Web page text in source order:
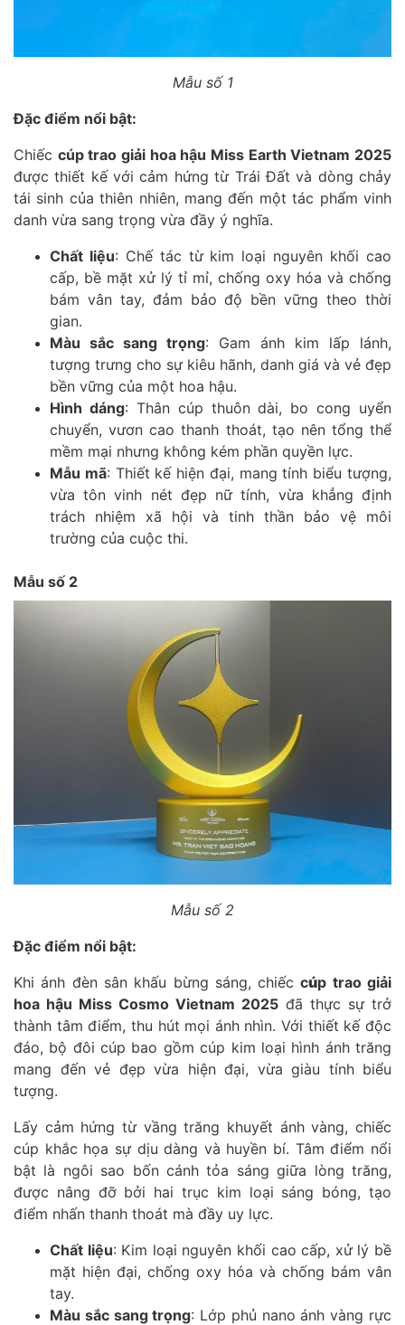
Mẫu số 1
Đặc điểm nổi bật:
Chiếc cúp trao giải hoa hậu Miss Earth Vietnam 2025
được thiết kế với cảm hứng từ Trái Đất và dòng chảy
tái sinh của thiên nhiên, mang đến một tác phẩm vinh
danh vừa sang trọng vừa đầy ý nghĩa.
Chất liệu: Chế tác từ kim loại nguyên khối cao
cấp, bề mặt xử lý tỉ mỉ, chống oxy hóa và chống
bám vân tay, đảm bảo độ bền vững theo thời
gian.
Màu sắc sang trọng: Gam ánh kim lấp lánh,
tượng trưng cho sự kiêu hãnh, danh giá và vẻ đẹp
bền vững của một hoa hậu.
Hình dáng: Thân cúp thuôn dài, bo cong uyển
chuyển, vươn cao thanh thoát, tạo nên tổng thể
mềm mại nhưng không kém phần quyền lực.
Mẫu mã: Thiết kế hiện đại, mang tính biểu tượng,
vừa tôn vinh nét đẹp nữ tính, vừa khẳng định
trách nhiệm xã hội và tinh thần bảo vệ môi
trường của cuộc thi.
Mẫu số 2
Mẫu số 2
Đặc điểm nổi bật:
Khi ánh đèn sân khấu bừng sáng, chiếccúp trao giải
hoa hậu Miss Cosmo Vietnam 2025 đã thực sự trở
thành tâm điểm, thu hút mọi ánh nhìn. Với thiết kế độc
đáo, bộ đôi cúp bao gồm cúp kim loại hình ánh trăng
mang đến vẻ đẹp vừa hiện đại, vừa giàu tính biểu
tượng.
Lấy cảm hứng từ vầng trăng khuyết ánh vàng, chiếc
cúp khắc họa sự dịu dàng và huyền bí. Tâm điểm nổi
bật là ngôi sao bốn cánh tỏa sáng giữa lòng trăng,
được nâng đỡ bởi hai trục kim loại sáng bóng, tạo
điểm nhấn thanh thoát mà đầy uy lực.
Chất liệu: Kim loại nguyên khối cao cấp, xử lý bề
mặt hiện đại, chống oxy hóa và chống bám vân
tay.
Màu sắc sang trọng: Lớp phủ nano ánh vàng rực